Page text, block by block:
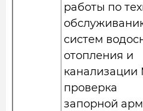
работы по
систем
отопления и
проверка
запорной